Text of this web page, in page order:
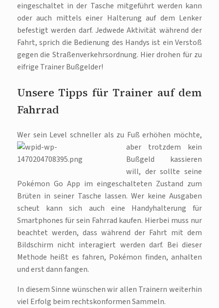
eingeschaltet in der Tasche mitgeführt werden kann
oder auch mittels einer Halterung auf dem Lenker
befestigt werden darf. Jedwede Aktivität während der
Fahrt, sprich die Bedienung des Handys ist ein Verstoß
gegen die Straßenverkehrsordnung. Hier drohen für zu
eifrige Trainer Bußgelder!
Unsere Tipps für Trainer auf dem
Fahrrad
Wer sein Level schneller als zu Fuß erhöhen möchte,
aber trotzdem kein
Bußgeld kassieren
will, der sollte seine
Pokémon Go App im eingeschalteten Zustand zum
Brüten in seiner Tasche lassen. Wer keine Ausgaben
scheut kann sich auch eine Handyhalterung für
Smartphones für sein Fahrrad kaufen. Hierbei muss nur
beachtet werden, dass während der Fahrt mit dem
Bildschirm nicht interagiert werden darf. Bei dieser
Methode heißt es fahren, Pokémon finden, anhalten
und erst dann fangen.
In diesem Sinne wünschen wir allen Trainern weiterhin
viel Erfolg beim rechtskonformen Sammeln.